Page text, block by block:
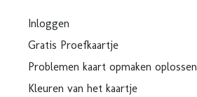
Inloggen
Gratis Proefkaartje
Problemen kaart opmaken oplossen
Kleuren van het kaartje